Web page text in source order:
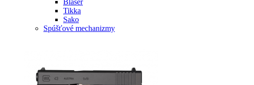
Blaser
Tikka
Sako
Spúšťové mechanizmy